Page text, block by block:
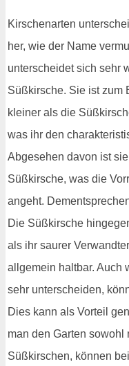
Kirschenarten
her, wie der Name
unterscheidet sich sehr
Süßkirsche. Sie ist zum
kleiner als die
was ihr den
Abgesehen davon ist
Süßkirsche, was die
angeht.
Die Süßkirsche
als ihr saurer
allgemein haltbar. Auch
sehr unterscheiden,
Dies kann als Vorteil
man den Garten
Süßkirschen, können